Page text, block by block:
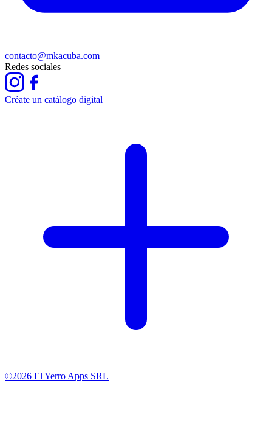
contacto@mkacuba.com
Redes sociales
Créate un catálogo digital
©2026 El Yerro Apps SRL